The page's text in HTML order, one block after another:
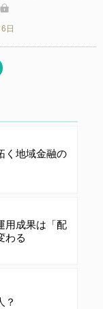
日
く地域金融の
用成果は「配
わる
？